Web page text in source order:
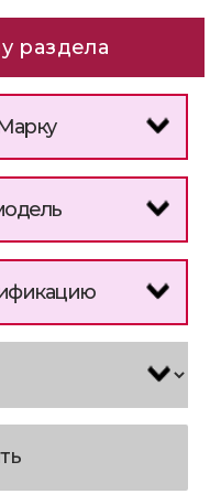
раздела